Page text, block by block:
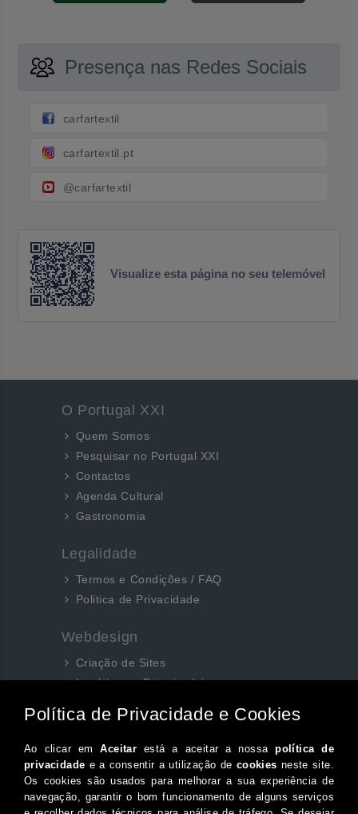
Presença nas Redes Sociais
carfartextil
carfartextil.pt
@carfartextil
Visualize esta página no seu telemóvel
O Portugal XXI
Quem Somos
Pesquisar no Portugal XXI
Contactos
Agenda Cultural
Gastronomia
Legalidade
Termos e Condições / FAQ
Politica de Privacidade
Webdesign
Criação de Sites
Logótipos e Estacionários
Siga-nos aqui...
Facebook
Instagram
Twitter